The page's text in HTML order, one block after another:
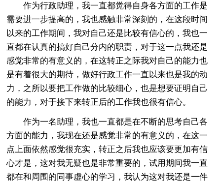
作为行政助理，我一直都觉得自身各方面的工作是
需要进一步提高的，我也感触非常深刻的，在这段时间
以来的工作期间，我对自己还是比较有信心的，我也一
直都在认真的搞好自己分内的职责，对于这一点我还是
感觉非常的有意义的，在这转正之际我对自己的能力也
是有着很大的期待，做好行政工作一直以来也是我的动
力，之所以要把工作做的比较细心，也是想要证明自己
的能力，对于接下来转正后的工作我也很有信心。
作为一名助理，我也一直都是在不断的思考自己各
方面的能力，我现在还是感觉非常的有意义的，在这一
点上面依然感觉很充实，转正之后我也应该要更加有信
心才是，这对我无疑也是非常重要的，试用期间我一直
都在和周围的同事虚心的学习，我认为这对我还是一件